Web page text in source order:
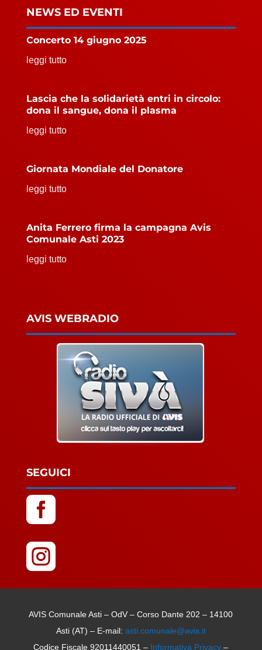
NEWS ED EVENTI
Concerto 14 giugno 2025
leggi tutto
Lascia che la solidarietà entri in circolo:
dona il sangue, dona il plasma
leggi tutto
Giornata Mondiale del Donatore
leggi tutto
Anita Ferrero firma la campagna Avis
Comunale Asti 2023
leggi tutto
AVIS WEBRADIO
SEGUICI


AVIS Comunale Asti – OdV – Corso Dante 202 – 14100
Asti (AT) – E-mail: asti.comunale@avis.it
Codice Fiscale 92011440051 – Informativa Privacy –